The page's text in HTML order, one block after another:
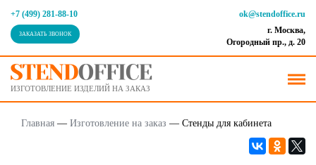
+7 (499) 281-88-10
ЗАКАЗАТЬ ЗВОНОК
ok@stendoffice.ru
г. Москва,
Огородный пр., д. 20
ИЗГОТОВЛЕНИЕ ИЗДЕЛИЙ НА ЗАКАЗ
Главная — Изготовление на заказ — Стенды для кабинета